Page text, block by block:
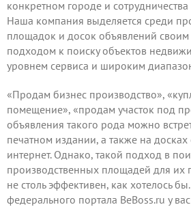
конкретном городе и
Наша компания выделяется среди
площадок и досок объявлений
подходом к поиску объектов
уровнем сервиса и широким
«Продам бизнес производство»,
помещение», «продам участок под
объявления такого рода можно
печатном издании, а также на досках
интернет. Однако, такой подход в
производственных площадей для их
не столь эффективен, как хотелось
федерального портала BeBoss.ru у